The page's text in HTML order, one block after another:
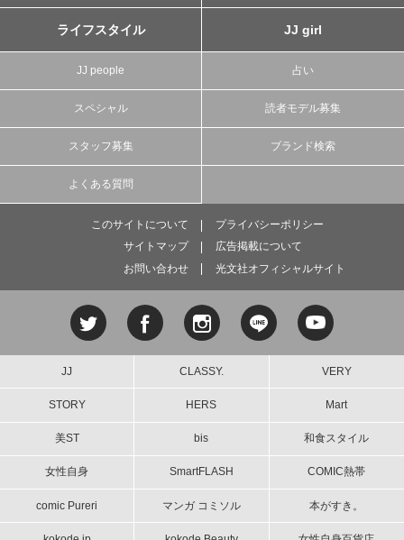
ライフスタイル JJ girl
JJ people 占い
スペシャル 読者モデル募集
スタッフ募集 ブランド検索
よくある質問
このサイトについて
プライバシーポリシー
サイトマップ
広告掲載について
お問い合わせ
光文社オフィシャルサイト
JJ CLASSY. VERY
STORY HERS Mart
美ST bis 和食スタイル
女性自身 SmartFLASH COMIC熱帯
comic Pureri マンガ コミソル 本がすき。